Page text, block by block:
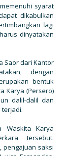
syarat
dikabulkan
lagi
dinyatakan
Saor dari Kantor
dengan
bentuk
Karya (Persero)
dalil-dalil dan
Waskita Karya
tersebut.
pengajuan saksi